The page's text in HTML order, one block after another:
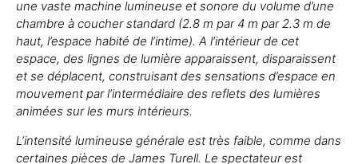
une vaste machine lumineuse et sonore du volume d’une
chambre à coucher standard (2.8 m par 4 m par 2.3 m de
haut, l’espace habité de l’intime). A l’intérieur de cet
espace, des lignes de lumière apparaissent, disparaissent
et se déplacent, construisant des sensations d’espace en
mouvement par l’intermédiaire des reflets des lumières
animées sur les murs intérieurs.
L’intensité lumineuse générale est très faible, comme dans
certaines pièces de James Turell. Le spectateur est